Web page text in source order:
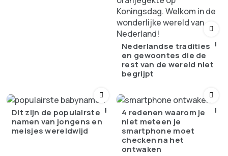
Nederlandse tradities
en gewoontes die de
rest van de wereld niet
begrijpt
Dit zijn de populairste
namen van jongens en
meisjes wereldwijd
4 redenen waarom je
niet meteen je
smartphone moet
checken na het
ontwaken